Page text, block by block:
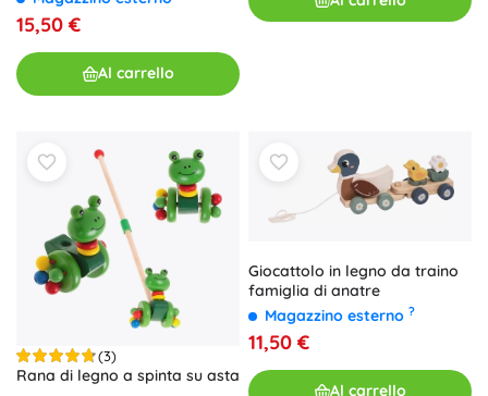
15,50 €
Al carrello
(3)
Rana di legno a spinta su asta
Giocattolo in legno da traino
famiglia di anatre
Magazzino esterno ?
11,50 €
Al carrello